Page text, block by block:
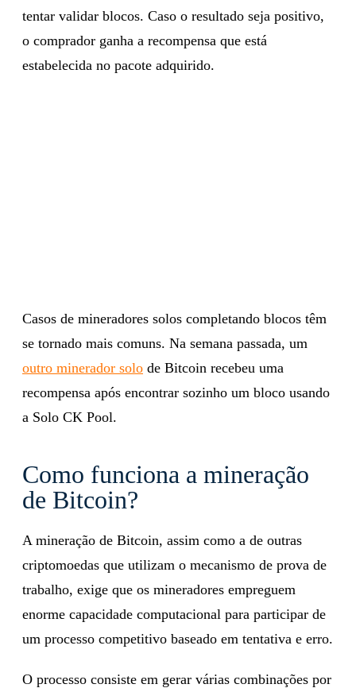
tentar validar blocos. Caso o resultado seja positivo,
o comprador ganha a recompensa que está
estabelecida no pacote adquirido.
Casos de mineradores solos completando blocos têm
se tornado mais comuns. Na semana passada, um
outro minerador solo de Bitcoin recebeu uma
recompensa após encontrar sozinho um bloco usando
a Solo CK Pool.
Como funciona a mineração
de Bitcoin?
A mineração de Bitcoin, assim como a de outras
criptomoedas que utilizam o mecanismo de prova de
trabalho, exige que os mineradores empreguem
enorme capacidade computacional para participar de
um processo competitivo baseado em tentativa e erro.
O processo consiste em gerar várias combinações por